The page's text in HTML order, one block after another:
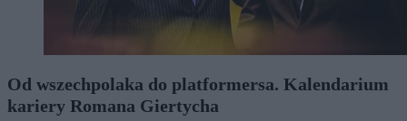
Od wszechpolaka do platformersa. Kalendarium
kariery Romana Giertycha